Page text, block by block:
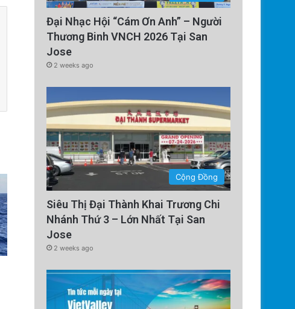
Đại Nhạc Hội “Cám Ơn Anh” – Người
Thương Binh VNCH 2026 Tại San
Jose
2 weeks ago
Cộng Đồng
Siêu Thị Đại Thành Khai Trương Chi
Nhánh Thứ 3 – Lớn Nhất Tại San
Jose
2 weeks ago